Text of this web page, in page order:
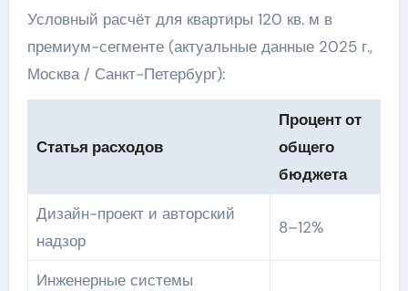
Условный расчёт для квартиры 120 кв. м в
премиум-сегменте (актуальные данные 2025 г.,
Москва / Санкт-Петербург):
Статья расходов
Процент от
общего
бюджета
Дизайн-проект и авторский
надзор
8–12%
Инженерные системы